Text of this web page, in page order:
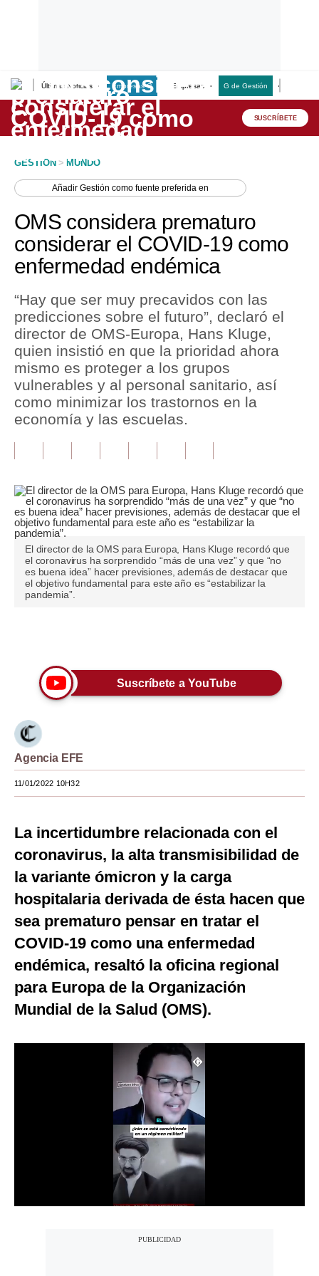
Últimas Noticias Empresas G Empresas G de Gestión
Lo último
Peru Quiosco
Economía
Mercados
Política
Tu Dinero
Finanzas Personales
Inmobiliarias
Opinión
Editorial
Pregunta de hoy
Blogs
Tendencias
Lujo
Estilos
EEUU
México
Internacional
Tecnología
G de Gestión
Notas Contratadas
Términos
SUSCRÍBETE
GESTION > MUNDO
AñadirGestión como fuente preferida en
OMS considera prematuro
considerar el COVID-19 como
enfermedad endémica
“Hay que ser muy precavidos con las
predicciones sobre el futuro”, declaró el
director de OMS-Europa, Hans Kluge,
quien insistió en que la prioridad ahora
mismo es proteger a los grupos
vulnerables y al personal sanitario, así
como minimizar los trastornos en la
economía y las escuelas.
El director de la OMS para Europa, Hans Kluge recordó que
el coronavirus ha sorprendido “más de una vez” y que “no
es buena idea” hacer previsiones, además de destacar que
el objetivo fundamental para este año es “estabilizar la
pandemia”.
Suscríbete a YouTube
Agencia EFE
11/01/2022 10H32
La incertidumbre relacionada con el
coronavirus, la alta transmisibilidad de
la variante ómicron y la carga
hospitalaria derivada de ésta hacen que
sea prematuro pensar en tratar el
COVID-19 como una enfermedad
endémica, resaltó la oficina regional
para Europa de la Organización
Mundial de la Salud (OMS).